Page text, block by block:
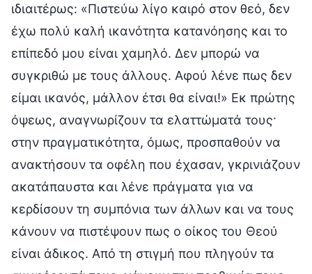
ιδιαιτέρως: «Πιστεύω λίγο καιρό στον θεό, δεν
έχω πολύ καλή ικανότητα κατανόησης και το
επίπεδό μου είναι χαμηλό. Δεν μπορώ να
συγκριθώ με τους άλλους. Αφού λένε πως δεν
είμαι ικανός, μάλλον έτσι θα είναι!» Εκ πρώτης
όψεως, αναγνωρίζουν τα ελαττώματά τους·
στην πραγματικότητα, όμως, προσπαθούν να
ανακτήσουν τα οφέλη που έχασαν, γκρινιάζουν
ακατάπαυστα και λένε πράγματα για να
κερδίσουν τη συμπόνια των άλλων και να τους
κάνουν να πιστέψουν πως ο οίκος του Θεού
είναι άδικος. Από τη στιγμή που πληγούν τα